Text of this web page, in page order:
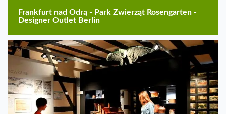
Frankfurt nad Odrą - Park Zwierząt Rosengarten -
Designer Outlet Berlin